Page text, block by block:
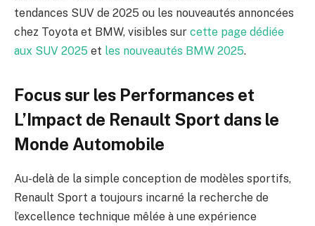
tendances SUV de 2025 ou les nouveautés annoncées
chez Toyota et BMW, visibles sur cette page dédiée
aux SUV 2025 et les nouveautés BMW 2025.
Focus sur les Performances et
L’Impact de Renault Sport dans le
Monde Automobile
Au-delà de la simple conception de modèles sportifs,
Renault Sport a toujours incarné la recherche de
l’excellence technique mêlée à une expérience